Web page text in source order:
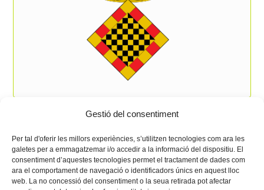
Gestió del consentiment
Per tal d'oferir les millors experiències, s’utilitzen tecnologies com ara les
galetes per a emmagatzemar i/o accedir a la informació del dispositiu. El
consentiment d’aquestes tecnologies permet el tractament de dades com
ara el comportament de navegació o identificadors únics en aquest lloc
web. La no concessió del consentiment o la seua retirada pot afectar